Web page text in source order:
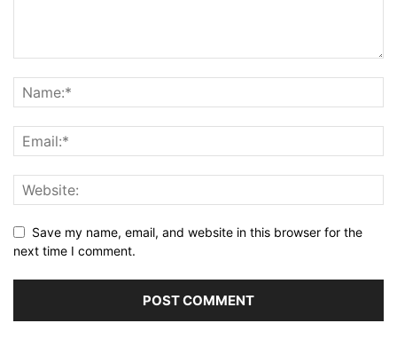
Save my name, email, and website in this browser for the
next time I comment.